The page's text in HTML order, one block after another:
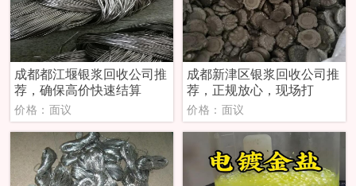
成都都江堰银浆回收公司推
荐，确保高价快速结算
价格：面议
成都新津区银浆回收公司推
荐，正规放心，现场打
价格：面议